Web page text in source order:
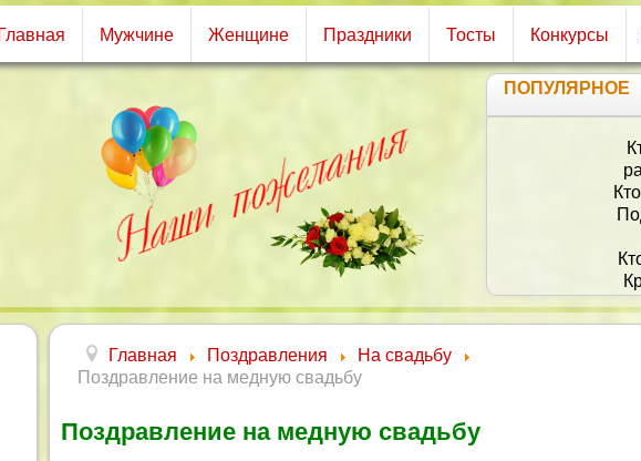
Главная Мужчине Женщине Праздники Тосты Конкурсы
ПОПУЛЯРНОЕ
Главная Поздравления
На свадьбу
Поздравление на медную свадьбу
Поздравление на медную свадьбу